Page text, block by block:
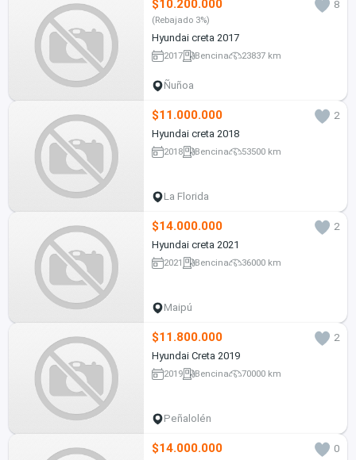
$10.200.000 8
(Rebajado 3%)
Hyundai creta 2017
2017 Bencina 23837 km
Ñuñoa
$11.000.000
2
Hyundai creta 2018
2018 Bencina 53500 km
La Florida
$14.000.000
2
Hyundai creta 2021
2021 Bencina 36000 km
Maipú
$11.800.000
2
Hyundai Creta 2019
2019 Bencina 70000 km
Peñalolén
$14.000.000
0